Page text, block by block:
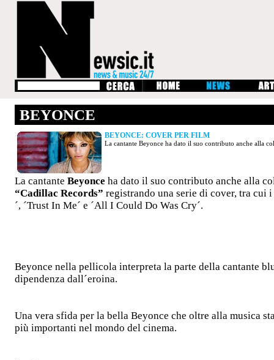
BEYONCE
BEYONCE: COVER PER FILM
La cantante Beyonce ha dato il suo contributo anche alla
La cantante Beyonce ha dato il suo contributo anche alla
“Cadillac Records” registrando una serie di cover, tra cui
´, ´Trust In Me´ e ´All I Could Do Was Cry´.
Beyonce nella pellicola interpreta la parte della cantante
dipendenza dall´eroina.
Una vera sfida per la bella Beyonce che oltre alla musica
più importanti nel mondo del cinema.